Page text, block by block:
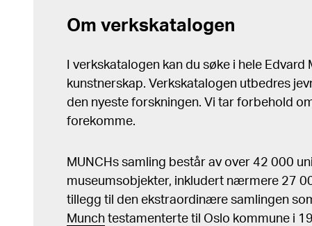
Om verkskatalogen
I verkskatalogen kan du søke i hele Edvard
kunstnerskap. Verkskatalogen utbedres
den nyeste forskningen. Vi tar forbehold
forekomme.
MUNCHs samling består av over 42 000
museumsobjekter, inkludert nærmere 27
tillegg til den ekstraordinære samlingen
Munch testamenterte til Oslo kommune i